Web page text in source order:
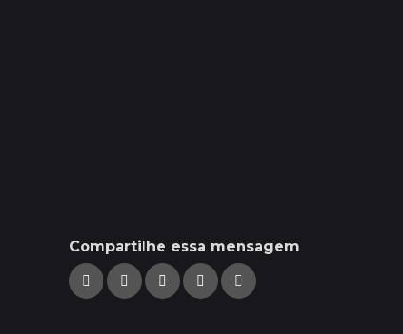
Compartilhe essa mensagem